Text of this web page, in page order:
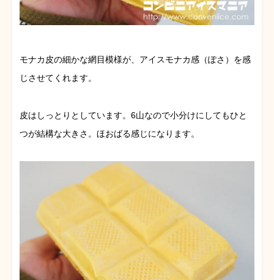
モナカ皮の細かな網目模様が、アイスモナカ感（ぽさ）を感
じさせてくれます。
皮はしっとりとしています。6山なので小分けにしてもひと
つが結構な大きさ。ほおばる感じになります。